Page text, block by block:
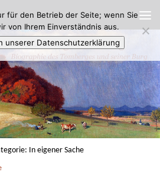
In eigener Sache
für den Betrieb der Seite; wenn Sie
von Ihrem Einverständnis aus.
unserer Datenschutzerklärung